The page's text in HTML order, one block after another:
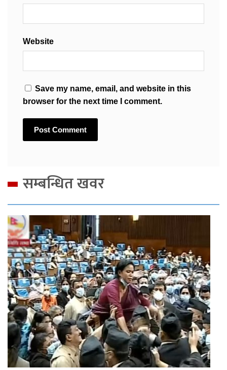
Website
Save my name, email, and website in this
browser for the next time I comment.
सम्बन्धित खवर